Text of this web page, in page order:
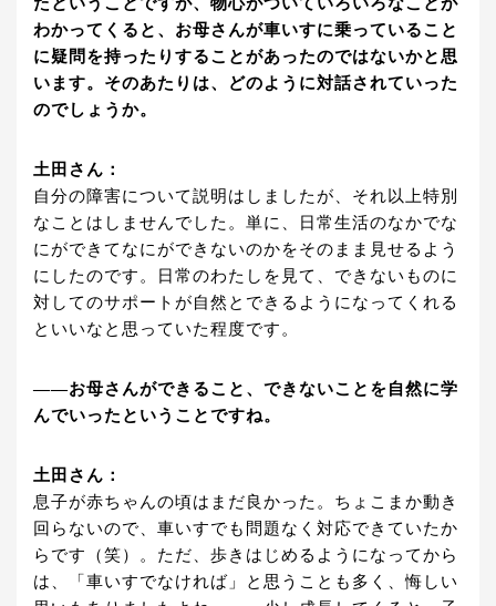
わかってくると、お母さんが車いすに乗っていること
に疑問を持ったりすることがあったのではないかと思
います。そのあたりは、どのように対話されていった
のでしょうか。
土田さん：
自分の障害について説明はしましたが、それ以上特別
なことはしませんでした。単に、日常生活のなかでな
にができてなにができないのかをそのまま見せるよう
にしたのです。日常のわたしを見て、できないものに
対してのサポートが自然とできるようになってくれる
といいなと思っていた程度です。
――お母さんができること、できないことを自然に学
んでいったということですね。
土田さん：
息子が赤ちゃんの頃はまだ良かった。ちょこまか動き
回らないので、車いすでも問題なく対応できていたか
らです（笑）。ただ、歩きはじめるようになってから
は、「車いすでなければ」と思うことも多く、悔しい